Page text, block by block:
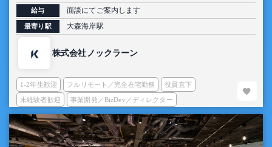
給与 面談にてご案内します
最寄り駅 大森海岸駅
株式会社ノックラーン
1-2年生歓迎 フルリモート／完全在宅勤務 役員直下
未経験者歓迎 事業開発／BizDev／ディレクター